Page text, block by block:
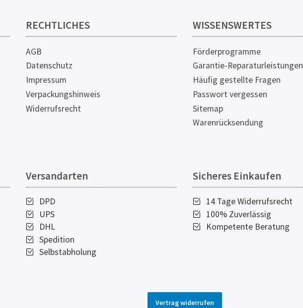
RECHTLICHES
AGB
Datenschutz
Impressum
Verpackungshinweis
Widerrufsrecht
WISSENSWERTES
Förderprogramme
Garantie-Reparaturleistungen
Häufig gestellte Fragen
Passwort vergessen
Sitemap
Warenrücksendung
Versandarten
DPD
UPS
DHL
Spedition
Selbstabholung
Sicheres Einkaufen
14 Tage Widerrufsrecht
100% Zuverlässig
Kompetente Beratung
Vertrag widerrufen